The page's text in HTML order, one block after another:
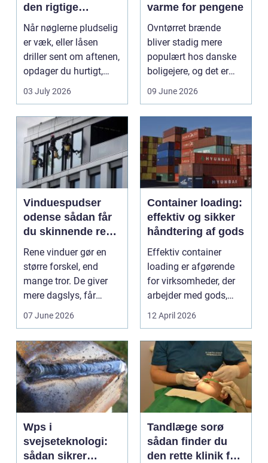
den rigtige
låsepartner
Når nøglerne pludselig
er væk, eller låsen
driller sent om aftenen,
opdager du hurtigt,
hvor vigtig ...
03 July 2026
varme for pengene
Ovntørret brænde
bliver stadig mere
populært hos danske
boligejere, og det er
ikke uden grund. Når
09 June 2026
Vinduespudser
odense sådan får
du skinnende rene
ruder året rundt
Rene vinduer gør en
større forskel, end
mange tror. De giver
mere dagslys, får
boligen eller virksom...
07 June 2026
Container loading:
effektiv og sikker
håndtering af gods
Effektiv container
loading er afgørende
for virksomheder, der
arbejder med gods,
skrot eller ...
12 April 2026
Wps i
svejseteknologi:
sådan sikrer
Tandlæge sorø
sådan finder du
den rette klinik for